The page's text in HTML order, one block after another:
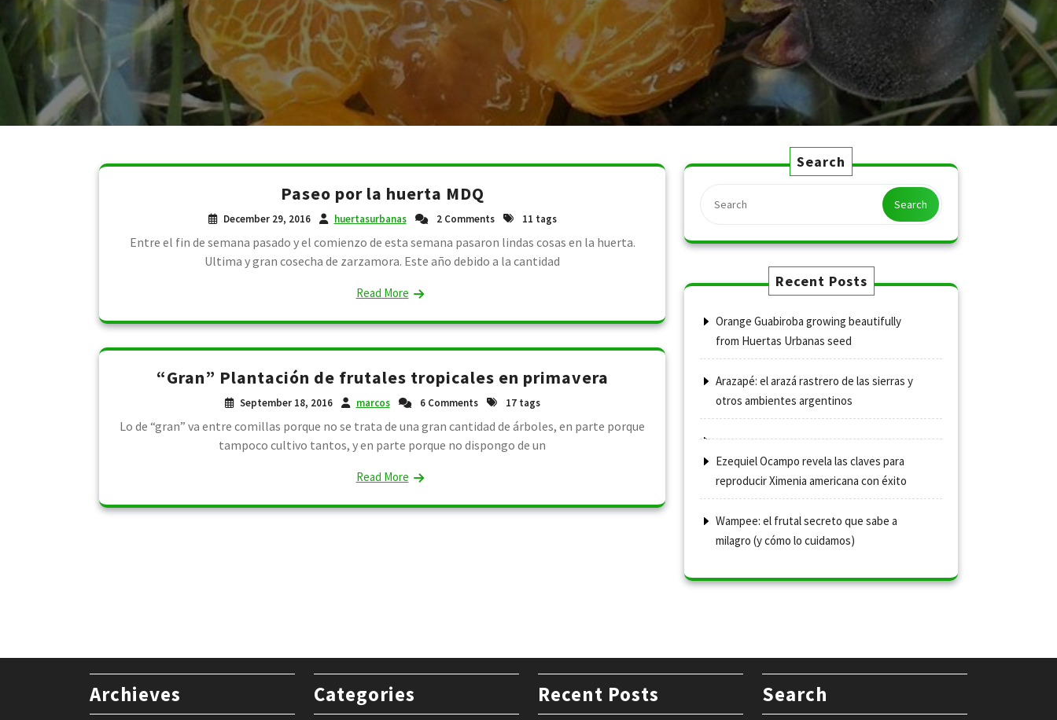
Paseo por la huerta MDQ
December 29, 2016 huertasurbanas 2 Comments 11 tags
Entre el fin de semana pasado y el comienzo de esta semana pasaron lindas cosas en la huerta.
Ultima y gran cosecha de zarzamora. Este año debido a la cantidad
Read More
“Gran” Plantación de frutales tropicales en primavera
September 18, 2016 marcos 6 Comments 17 tags
Lo de “gran” va entre comillas porque no se trata de una gran cantidad de árboles, en parte porque
tampoco cultivo tantos, y en parte porque no dispongo de un
Read More
Search
Search
Recent Posts
Orange Guabiroba growing beautifully
from Huertas Urbanas seed
Arazapé: el arazá rastrero de las sierras y
otros ambientes argentinos
Ezequiel Ocampo revela las claves para
reproducir Ximenia americana con éxito
Wampee: el frutal secreto que sabe a
milagro (y cómo lo cuidamos)
Archieves Categories Recent Posts Search